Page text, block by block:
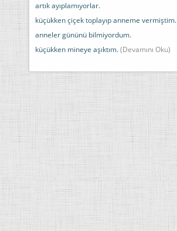
artık ayıplamıyorlar.
küçükken çiçek toplayıp anneme vermiştim.
anneler gününü bilmiyordum.
küçükken mineye aşıktım.(Devamını Oku)